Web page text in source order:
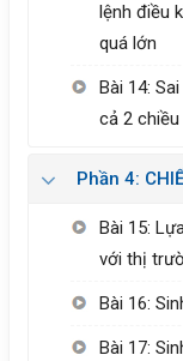
lệnh điều
quá lớn
Bài 14:
cả 2
Phần 4:
Bài 15:
với thị
Bài 16:
Bài 17: